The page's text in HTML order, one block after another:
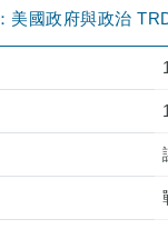
美國政府與政治